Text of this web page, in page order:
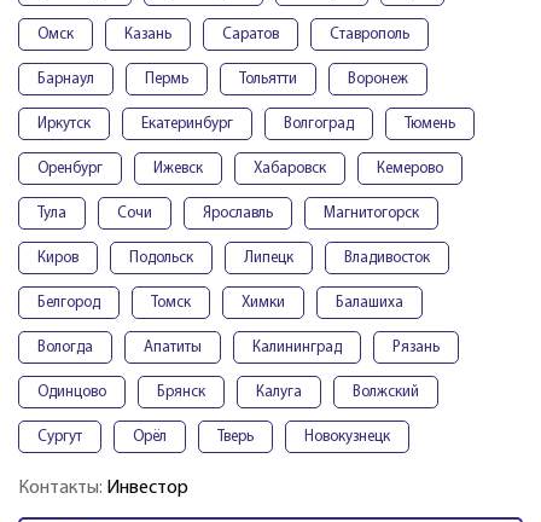
Омск Казань Саратов Ставрополь
Барнаул Пермь Тольятти Воронеж
Иркутск Екатеринбург Волгоград Тюмень
Оренбург Ижевск Хабаровск Кемерово
Тула Сочи Ярославль Магнитогорск
Киров Подольск Липецк Владивосток
Белгород Томск Химки Балашиха
Вологда Апатиты Калининград Рязань
Одинцово Брянск Калуга Волжский
Сургут Орёл Тверь Новокузнецк
Контакты: Инвестор